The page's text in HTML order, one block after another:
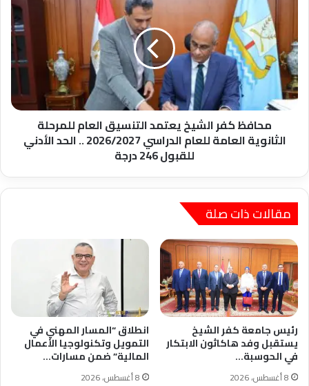
الشيخ
يعتمد
التنسيق
العام
للمرحلة
الثانوية
العامة
الدراسي
2026/2027
الحد
للقبول
246
درجة
محافظ كفر الشيخ يعتمد التنسيق العام للمرحلة
الثانوية العامة للعام الدراسي 2026/2027 .. الحد الأدني
للقبول 246 درجة
مقالات ذات صلة
رئيس جامعة كفر الشيخ
يستقبل وفد هاكاثون الابتكار
في الحوسبة…
8 أغسطس، 2026
انطلاق “المسار المهني في
التمويل وتكنولوجيا الأعمال
المالية” ضمن مسارات…
8 أغسطس، 2026